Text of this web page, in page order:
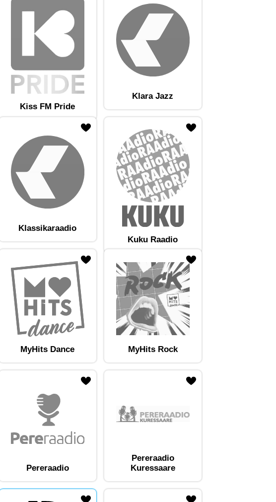
Kiss FM Pride
Klara Jazz
Klassikaraadio
Kuku Raadio
MyHits Dance MyHits Rock
Pereraadio
Pereraadio
Kuressaare